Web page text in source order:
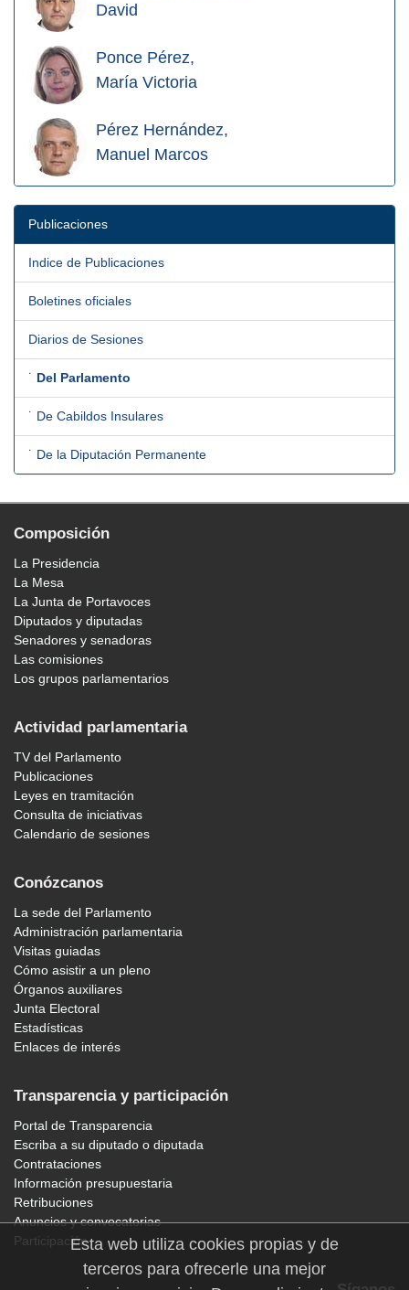
David
Ponce Pérez,
María Victoria
Pérez Hernández,
Manuel Marcos
Publicaciones
Indice de Publicaciones
Boletines oficiales
Diarios de Sesiones
˙ Del Parlamento
˙ De Cabildos Insulares
˙ De la Diputación Permanente
Composición
La Presidencia
La Mesa
La Junta de Portavoces
Diputados y diputadas
Senadores y senadoras
Las comisiones
Los grupos parlamentarios
Actividad parlamentaria
TV del Parlamento
Publicaciones
Leyes en tramitación
Consulta de iniciativas
Calendario de sesiones
Conózcanos
La sede del Parlamento
Administración parlamentaria
Visitas guiadas
Cómo asistir a un pleno
Órganos auxiliares
Junta Electoral
Estadísticas
Enlaces de interés
Transparencia y participación
Portal de Transparencia
Escriba a su diputado o diputada
Contrataciones
Información presupuestaria
Retribuciones
Anuncios y convocatorias
ParticipaciónEsta web utiliza cookies propias y de
terceros para ofrecerle una mejor